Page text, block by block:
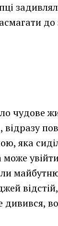
до
чудове
яка
може
дивився,